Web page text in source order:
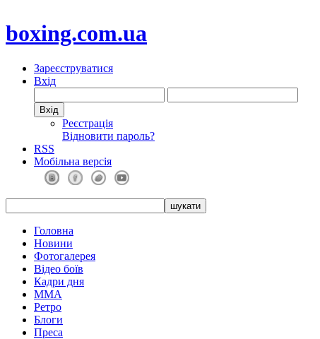
boxing.com.ua
Зареєструватися
Вхід
Реєстрація
Відновити пароль?
RSS
Мобільна версія
Головна
Новини
Фотогалерея
Відео боїв
Кадри дня
ММА
Ретро
Блоги
Преса